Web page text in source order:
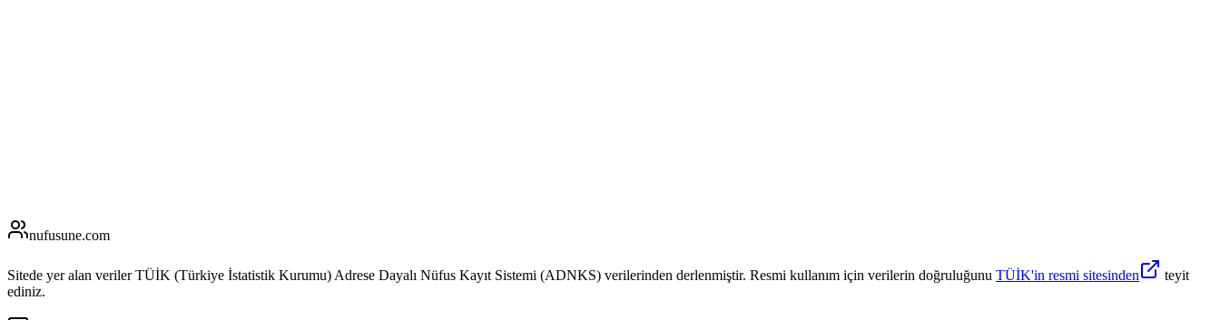
nufusune.com
Sitede yer alan veriler TÜİK (Türkiye İstatistik Kurumu) Adrese Dayalı Nüfus Kayıt Sistemi (ADNKS) verilerinden derlenmiştir. Resmi kullanım için verilerin doğruluğunu TÜİK'in resmi sitesinden
teyit
ediniz.